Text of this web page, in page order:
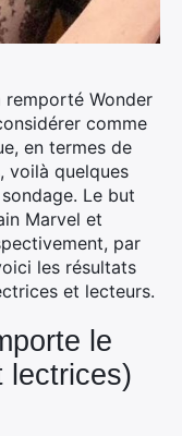
remporté Wonder
comme
en termes de
voilà quelques
Le but
Marvel et
par
les résultats
et lecteurs.
le
lectrices)